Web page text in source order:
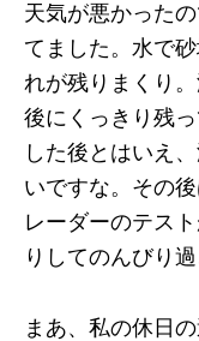
天気が悪かった
てました。水で
れが残りまくり
後にくっきり残
した後とはいえ
いですな。その
レーダーのテス
りしてのんびり過
まあ、私の休日